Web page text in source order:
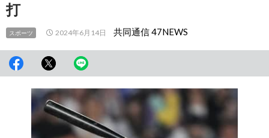
打
スポーツ 2024年6月14日 共同通信 47NEWS